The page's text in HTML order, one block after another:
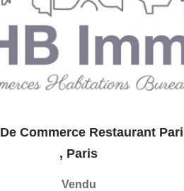
, Paris
Vendu